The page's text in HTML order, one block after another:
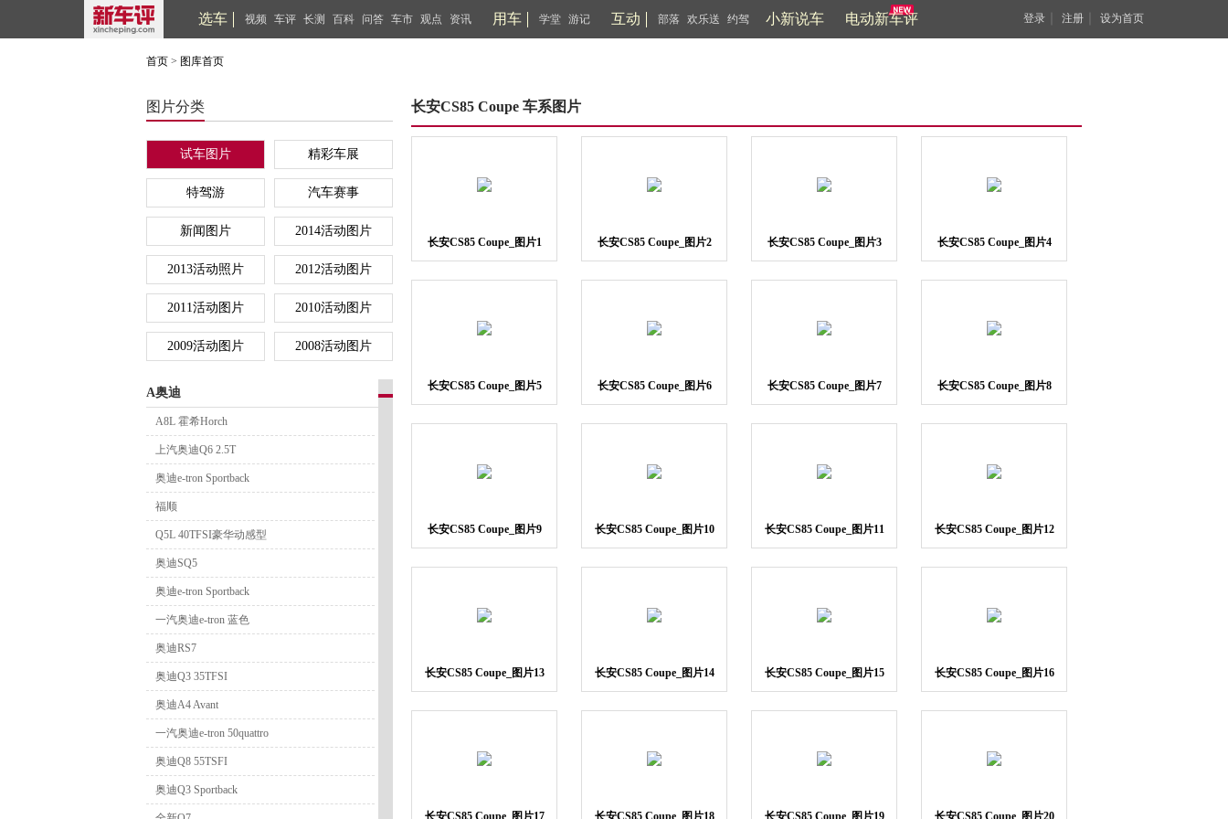
选车 视频 车评 长测 百科 问答 车市 观点 资讯 用车 学堂 游记 互动 部落 欢乐送 约驾 小新说车 电动新车评 登录 注册 设为首页
首页 > 图库首页
图片分类
试车图片 精彩车展
特驾游 汽车赛事
新闻图片 2014活动图片
2013活动照片 2012活动图片
2011活动图片 2010活动图片
2009活动图片 2008活动图片
A奥迪
A8L 霍希Horch
上汽奥迪Q6 2.5T
奥迪e-tron Sportback
福顺
Q5L 40TFSI豪华动感型
奥迪SQ5
奥迪e-tron Sportback
一汽奥迪e-tron 蓝色
奥迪RS7
奥迪Q3 35TFSI
奥迪A4 Avant
一汽奥迪e-tron 50quattro
奥迪Q8 55TSFI
奥迪Q3 Sportback
长安CS85 Coupe 车系图片
长安CS85 Coupe_图片1 长安CS85 Coupe_图片2 长安CS85 Coupe_图片3 长安CS85 Coupe_图片4
长安CS85 Coupe_图片5 长安CS85 Coupe_图片6 长安CS85 Coupe_图片7 长安CS85 Coupe_图片8
长安CS85 Coupe_图片9 长安CS85 Coupe_图片10 长安CS85 Coupe_图片11 长安CS85 Coupe_图片12
长安CS85 Coupe_图片13 长安CS85 Coupe_图片14 长安CS85 Coupe_图片15 长安CS85 Coupe_图片16
长安CS85 Coupe_图片17 长安CS85 Coupe_图片18 长安CS85 Coupe_图片19 长安CS85 Coupe_图片20